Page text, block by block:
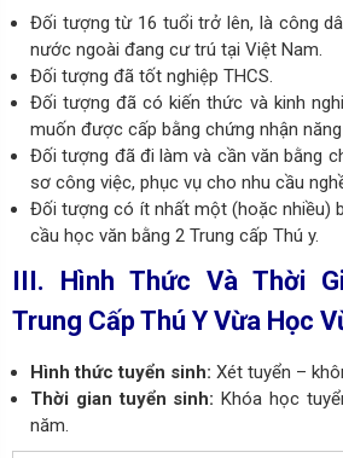
Đối tượng từ 16 tuổi trở lên, là công
nước ngoài đang cư trú tại Việt Nam.
Đối tượng đã tốt nghiệp THCS.
Đối tượng đã có kiến thức và kinh
muốn được cấp bằng chứng nhận năng
Đối tượng đã đi làm và cần văn bằng
sơ công việc, phục vụ cho nhu cầu
Đối tượng có ít nhất một (hoặc nhiều)
cầu học văn bằng 2 Trung cấp Thú y.
III. Hình Thức Và Thời
Trung Cấp Thú Y Vừa Học
Hình thức tuyển sinh: Xét tuyển –
Thời gian tuyển sinh: Khóa học
năm.